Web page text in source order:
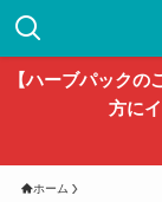
【ハーブパック
方に
ホーム